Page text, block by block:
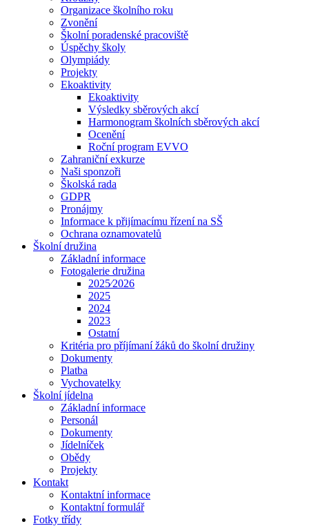
Organizace školního roku
Zvonění
Školní poradenské pracoviště
Úspěchy školy
Olympiády
Projekty
Ekoaktivity
Ekoaktivity
Výsledky sběrových akcí
Harmonogram školních sběrových akcí
Ocenění
Roční program EVVO
Zahraniční exkurze
Naši sponzoři
Školská rada
GDPR
Pronájmy
Informace k přijímacímu řízení na SŠ
Ochrana oznamovatelů
Školní družina
Základní informace
Fotogalerie družina
2025⁄2026
2025
2024
2023
Ostatní
Kritéria pro příjímaní žáků do školní družiny
Dokumenty
Platba
Vychovatelky
Školní jídelna
Základní informace
Personál
Dokumenty
Jídelníček
Obědy
Projekty
Kontakt
Kontaktní informace
Kontaktní formulář
Fotky třídy